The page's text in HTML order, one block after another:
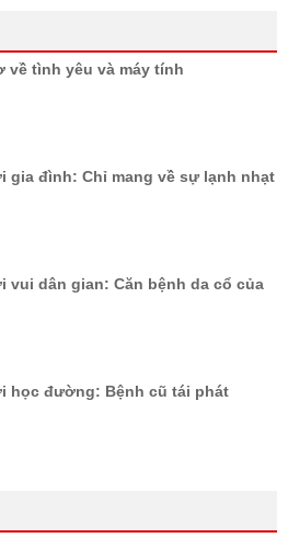
về tình yêu và máy tính
gia đình: Chỉ mang về sự lạnh nhạt
vui dân gian: Căn bệnh da cổ của
học đường: Bệnh cũ tái phát